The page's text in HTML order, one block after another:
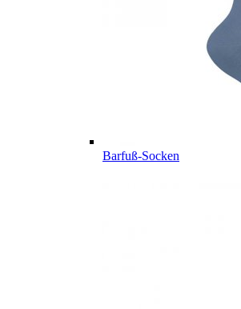
Barfuß-Socken